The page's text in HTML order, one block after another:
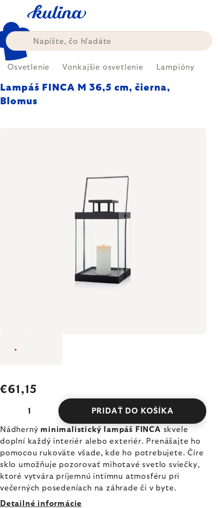
obsah
Osvetlenie Vonkajšie osvetlenie Lampióny
Lampáš FINCA M 36,5 cm, čierna,
Blomus
€61,15
PRIDAŤ DO KOŠÍKA
Nádherný minimalistický lampáš FINCA skvele
doplní každý interiér alebo exteriér. Prenášajte ho
pomocou rukoväte všade, kde ho potrebujete. Číre
sklo umožňuje pozorovať mihotavé svetlo sviečky,
ktoré vytvára príjemnú intímnu atmosféru pri
večerných posedeníach na záhrade či v byte.
Detailné informácie